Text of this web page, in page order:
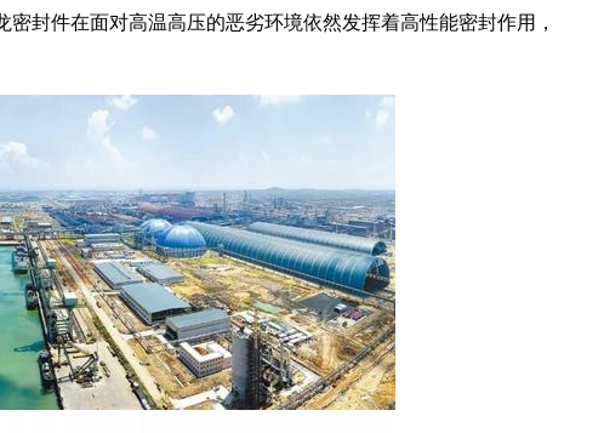
封件在面对高温高压的恶劣环境依然发挥着高性能密封作用，